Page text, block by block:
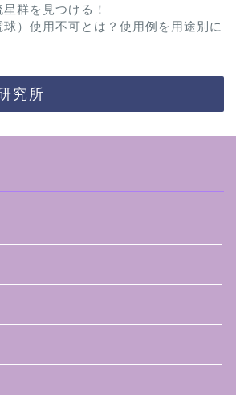
群を見つける！
）使用不可とは？使用例を用途別に
究所